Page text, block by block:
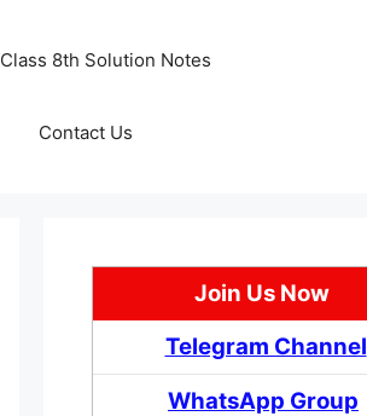
Class 8th Solution Notes
Contact Us
Join Us Now
Telegram Channel
WhatsApp Group